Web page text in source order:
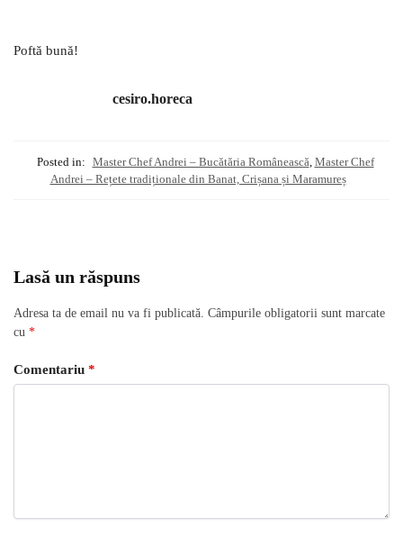
Poftă bună!
cesiro.horeca
Posted in: Master Chef Andrei – Bucătăria Românească, Master Chef
Andrei – Rețete tradiționale din Banat, Crișana și Maramureș
Lasă un răspuns
Adresa ta de email nu va fi publicată. Câmpurile obligatorii sunt marcate
cu *
Comentariu *